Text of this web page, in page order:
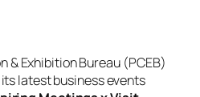
& Exhibition Bureau (PCEB)
latest business events